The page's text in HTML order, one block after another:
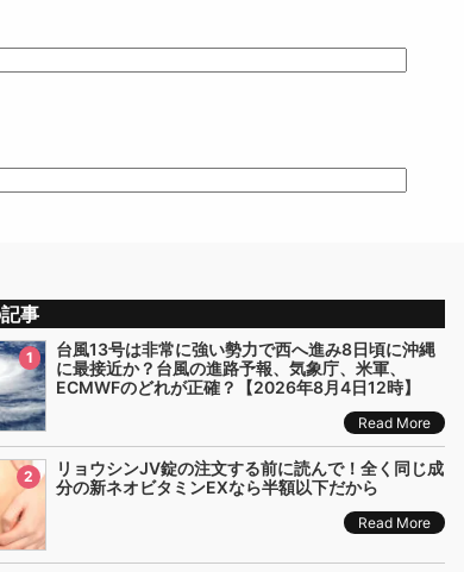
事
1
台風13号は非常に強い勢力で西へ進み8日頃に沖縄
に最接近か？台風の進路予報、気象庁、米軍、
ECMWFのどれが正確？【2026年8月4日12時】
Read More
2
リョウシンJV錠の注文する前に読んで！全く同じ成
分の新ネオビタミンEXなら半額以下だから
Read More